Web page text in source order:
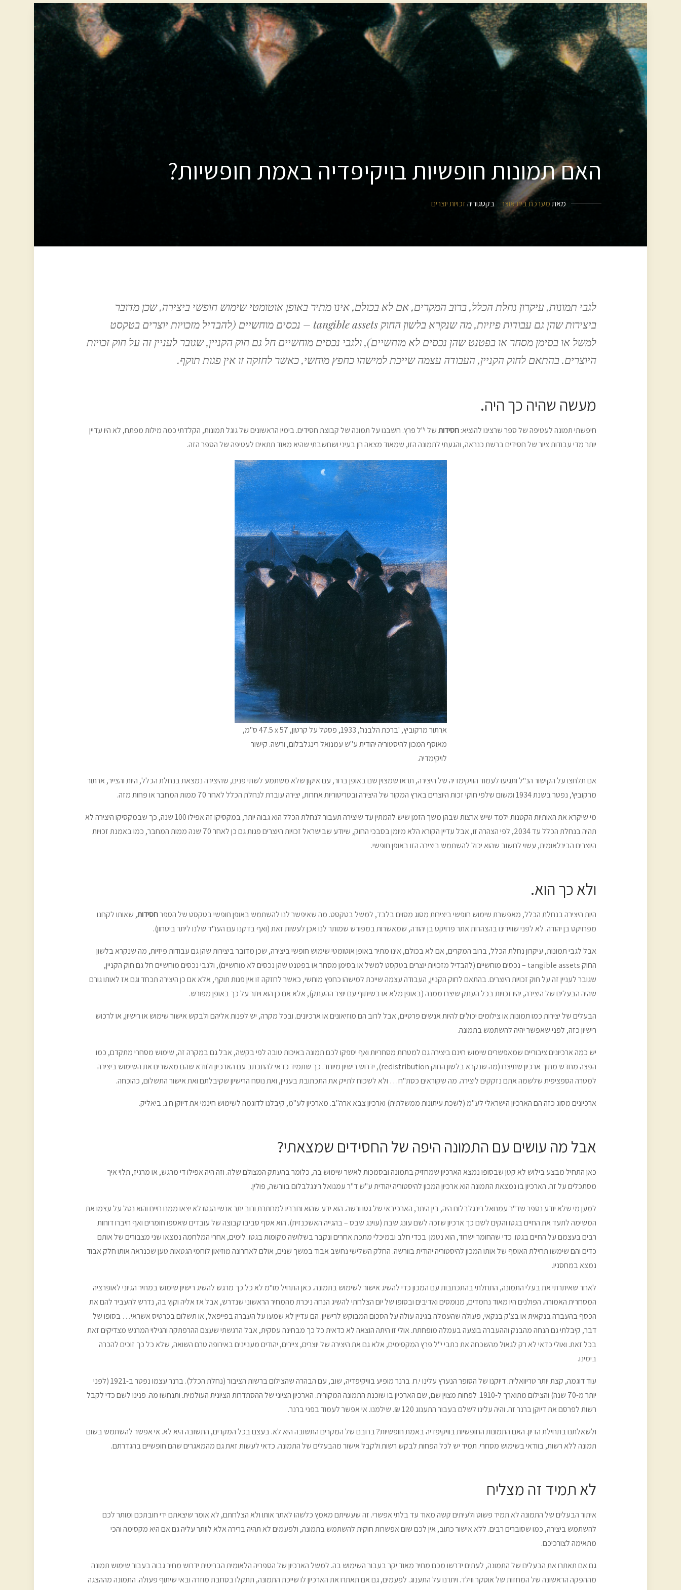
האם תמונות חופשיות בויקיפדיה באמת חופשיות?
מאתמערכת בית אוצר בקטגוריהזכויות יוצרים
לגבי תמונות, עיקרון נחלת הכלל, ברוב המקרים, אם לא בכולם, אינו מתיר באופן אוטומטי שימוש חופשי ביצירה, שכן מדובר
ביצירות שהן גם עבודות פיזיות, מה שנקרא בלשון החוק tangible assets – נכסים מוחשיים (להבדיל מזכויות יוצרים בטקסט
למשל או בסימן מסחר או בפטנט שהן נכסים לא מוחשיים), ולגבי נכסים מוחשיים חל גם חוק הקניין, שגובר לעניין זה על חוק זכויות
היוצרים. בהתאם לחוק הקניין, העבודה עצמה שייכת למישהו כחפץ מוחשי, כאשר לחזקה זו אין פגות תוקף.
מעשה שהיה כך היה.
חיפשתי תמונה לעטיפה של ספר שרצינו להוציא:חסידותשל י"ל פרץ. חשבנו על תמונה של קבוצת חסידים. בימיו הראשונים של גוגל תמונות, הקלדתי כמה מילות מפתח, לא היו עדיין
יותר מדי עבודות ציור של חסידים ברשת כנראה, והגעתי לתמונה הזו, שמאוד מצאה חן בעיני ושחשבתי שהיא מאוד תתאים לעטיפה של הספר הזה.
ארתור מרקוביץ, 'ברכת הלבנה', 1933, פסטל על קרטון, 57 x‏ 47.5 ס"מ,
מאוסף המכון להיסטוריה יהודית ע"ש עמנואל רינגלבלום, ורשה. קישור
לויקימדיה.
אם תלחצו על הקישור הנ"ל ותגיעו לעמוד הוויקימדיה של היצירה, תראו שמצוין שם באופן ברור, עם איקון שלא משתמע לשתי פנים, שהיצירה נמצאת בנחלת הכלל, היות והצייר, ארתור
מרקוביץ', נפטר בשנת 1934 ומשום שלפי חוקי זכות היוצרים בארץ המקור של היצירה ובטריטוריות אחרות, יצירה עוברת לנחלת הכלל לאחר 70 ממות המחבר או פחות מזה.
מי שיקרא את האותיות הקטנות ילמד שיש ארצות שבהן משך הזמן שיש להמתין עד שיצירה תעבור לנחלת הכלל הוא גבוה יותר, במקסיקו זה אפילו 100 שנה, כך שבמקסיקו היצירה לא
תהיה בנחלת הכלל עד 2034, לפי הצהרה זו, אבל עדיין הקורא הלא מיומן בסבכי החוק, שיודע שבישראל זכויות היוצרים פגות גם כן לאחר 70 שנה ממות המחבר, כמו באמנת זכויות
היוצרים הבינלאומית, עשוי לחשוב שהוא יכול להשתמש ביצירה הזו באופן חופשי.
ולא כך הוא.
היות היצירה בנחלת הכלל, מאפשרת שימוש חופשי ביצירות מסוג מסוים בלבד, למשל בטקסט. מה שאיפשר לנו להשתמש באופן חופשי בטקסט של הספרחסידות, שאותו לקחנו
מפרויקט בן יהודה. לא לפני שווידינו בהצהרות אתר פרויקט בן יהודה, שמאשרות במפורש שמותר לנו אכן לעשות זאת (ואף בדקנו עם העו"ד שלנו ליתר ביטחון).
אבל לגבי תמונות, עיקרון נחלת הכלל, ברוב המקרים, אם לא בכולם, אינו מתיר באופן אוטומטי שימוש חופשי ביצירה, שכן מדובר ביצירות שהן גם עבודות פיזיות, מה שנקרא בלשון
החוק tangible assets – נכסים מוחשיים (להבדיל מזכויות יוצרים בטקסט למשל או בסימן מסחר או בפטנט שהן נכסים לא מוחשיים), ולגבי נכסים מוחשיים חל גם חוק הקניין,
שגובר לעניין זה על חוק זכויות היוצרים. בהתאם לחוק הקניין, העבודה עצמה שייכת למישהו כחפץ מוחשי, כאשר לחזקה זו אין פגות תוקף, אלא אם כן היצירה תכחד וגם אז לאותו גורם
שהיה הבעלים של היצירה, יהיו זכויות בכל העתק שיצרו ממנה (באופן מלא או בשיתוף עם יוצר ההעתק), אלא אם כן הוא ויתר על כך באופן מפורש.
הבעלים של יצירות כמו תמונות או צילומים יכולים להיות אנשים פרטיים, אבל לרוב הם מוזיאונים או ארכיונים. ובכל מקרה, יש לפנות אליהם ולבקש אישור שימוש או רישיון, או לרכוש
רישיון כזה, לפני שאפשר יהיה להשתמש בתמונה.
יש כמה ארכיונים ציבוריים שמאפשרים שימוש חינם ביצירה גם למטרות מסחריות ואף יספקו לכם תמונה באיכות טובה לפי בקשה, אבל גם במקרה זה, שימוש מסחרי מתקדם, כמו
הפצה מחדש מתוך ארכיון שתיצרו (מה שנקרא בלשון החוק redistribution), ידרוש רישיון מיוחד. כך שתמיד כדאי להתכתב עם הארכיון ולוודא שהם מאשרים את השימוש ביצירה
למטרה הספציפית שלשמה אתם נזקקים ליצירה. מה שקוראים כסת"ח… ולא לשכוח לתייק את התכתובת בעניין, ואת נוסח הרישיון שקיבלתם ואת אישור התשלום, כהוכחה.
ארכיונים מסוג כזה הם הארכיון הישראלי לע"מ (לשכת עיתונות ממשלתית) וארכיון צבא ארה"ב. מארכיון לע"מ, קיבלנו לדוגמה לשימוש חינמי את דיוקן ח.נ. ביאליק.
אבל מה עושים עם התמונה היפה של החסידים שמצאתי?
כאן התחיל מבצע בילוש לא קטן שבסופו נמצא הארכיון שמחזיק בתמונה ובסמכות לאשר שימוש בה, כלומר בהעתק המצולם שלה. וזה היה אפילו די מרגש, או מרגיז, תלוי איך
מסתכלים על זה. הארכיון בו נמצאת התמונה הוא ארכיוןהמכון להיסטוריה יהודית ע"ש ד"ר עמנואל רינגלבלוםבוורשה, פולין.
למען מי שלא יודע נספר שד"ר עמנואל רינגלבלוםהיה, בין היתר, הארכיבאי של גטו ורשה. הוא ידע שהוא וחבריו למחתרת ורוב יתר אנשי הגטו לא יצאו ממנו חיים והוא נטל על עצמו את
המשימה לתעד את החיים בגטו והקים לשם כך ארכיון שזכה לשם עונג שבת (עוינג שבס – בהגייה האשכנזית). הוא אסף סביבו קבוצה של עובדים שאספו חומרים ואף חיברו דוחות
רבים בעצמם על החיים בגטו. כדי שהחומר ישרוד, הוא נטמן בכדי חלב ובמיכלי מתכת אחרים ונקבר בשלושה מקומות בגטו. לימים, אחרי המלחמה נמצאו שני מצבורים של אותם
כדים והם שימשו תחילת האוסף של אותו המכון להיסטוריה יהודית בוורשה. החלק השלישי נחשב אבוד במשך שנים, אולם לאחרונה מוזיאון לוחמי הגטאות טען שכנראה אותו חלק אבוד
נמצא במחסניו.
לאחר שאיתרתי את בעלי התמונה, התחלתי בהתכתבות עם המכון כדי להשיג אישור לשימוש בתמונה. כאן התחיל מו"מ לא כל כך מרגש להשיג רישיון שימוש במחיר הגיוני לאופרציה
המסחרית האמורה. הפולנים היו מאוד נחמדים, מנומסים ואדיבים ובסופו של יום הצלחתי להשיג הנחה ניכרת מהמחיר הראשוני שנדרש, אבל אז אליה וקוץ בה, נדרש להעביר להם את
הכסף בהעברה בנקאית או בצ'ק בנקאי, פעולה שהעמלה בגינה עולה על הסכום המבוקש לרישיון. הם עדיין לא שמעו על העברה בפייפאל, או תשלום בכרטיס אשראי… בסופו של
דבר, קיבלתי גם הנחה מהבנק וההעברה בוצעה בעמלה מופחתת. אולי זו היתה הוצאה לא כדאית כל כך מבחינה עסקית, אבל הרגשתי שעצם ההרפתקה והגילוי המרגש מצדיקים זאת
בכל זאת. ואולי כדאי לא רק לגאול מהשכחה את כתבי י"ל פרץ המקסימים, אלא גם את היצירה של יוצרים, ציירים, יהודים מעניינים באירופה טרם השואה, שלא כל כך זוכים להכרה
בימינו.
עוד דוגמה, קצת יותר טריוואלית. דיוקנו של הסופר הנערץ עלינו י.ח. ברנר מופיע בוויקיפדיה, שוב, עם הבהרה שהצילום ברשות הציבור (נחלת הכלל). ברנר עצמו נפטר ב-1921 (לפני
יותר מ-70 שנה) והצילום מתוארך ל-1910. לפחות מצוין שם, שם הארכיון בו שוכנת התמונה המקורית. הארכיון הציוני של ההסתדרות הציונית העולמית. ותנחשו מה. פנינו לשם כדי לקבל
רשות לפרסם את דיוקן ברנר זה. והיה עלינו לשלם בעבור התענוג 120 ₪. שילמנו. אי אפשר לעמוד בפני ברנר.
ולשאלתנו בתחילת הדיון. האם התמונות החופשיות בוויקיפדיה באמת חופשיות? ברובם של המקרים התשובה היא לא. בעצם בכל המקרים, התשובה היא לא. אי אפשר להשתמש בשום
תמונה ללא רשות, בוודאי בשימוש מסחרי. תמיד יש לכל הפחות לבקש רשות ולקבל אישור מהבעלים של התמונה. כדאי לעשות זאת גם מהמאגרים שהם חופשיים בהגדרתם.
לא תמיד זה מצליח
איתור הבעלים של התמונה לא תמיד פשוט ולעיתים קשה מאוד עד בלתי אפשרי. זה שעשיתם מאמץ כלשהו לאתר אותו ולא הצלחתם, לא אומר שיצאתם ידי חובתכם ומותר לכם
להשתמש ביצירה, כמו שסוברים רבים. ללא אישור כתוב, אין לכם שום אפשרות חוקית להשתמש בתמונה, ולפעמים לא תהיה ברירה אלא לוותר עליה גם אם היא מקסימה והכי
מתאימה לצורכיכם.
גם אם תאתרו את הבעלים של התמונה, לעתים ידרשו מכם מחיר מאוד יקר בעבור השימוש בה. למשל הארכיון של הספריה הלאומית הבריטית ידרוש מחיר גבוה בעבור שימוש תמונה
מההפקה הראשונה של המחזות של אוסקר ווילד. ויתרנו על התענוג. לפעמים, גם אם תאתרו את הארכיון לו שייכת התמונה, תתקלו בסחבת מוזרה ובאי שיתוף פעולה. התמונה מההצגה